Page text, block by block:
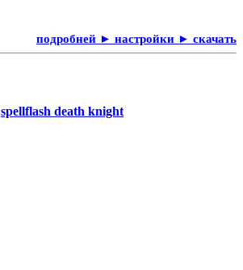
подробней ► настройки ► скачать
spellflash death knight